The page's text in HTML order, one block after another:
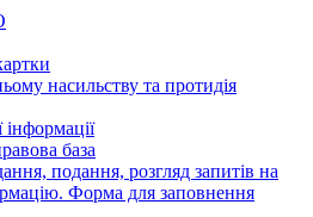
насильству та протидія
база
подання, розгляд запитів на
Форма для заповнення